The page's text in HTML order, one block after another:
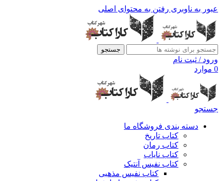
عبور به ناوبری رفتن به محتوای اصلی
جستجو
ورود / ثبت نام
0 موارد
جستجو
دسته بندی فروشگاه ما
کتاب تاریخ
کتاب رمان
کتاب نایاب
کتاب نفیس آنتیک
کتاب نفیس مذهبی